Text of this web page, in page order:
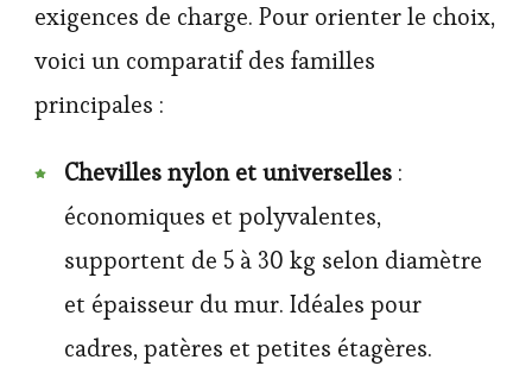
exigences de charge. Pour orienter le choix,
voici un comparatif des familles
principales :
Chevilles nylon et universelles :
économiques et polyvalentes,
supportent de 5 à 30 kg selon diamètre
et épaisseur du mur. Idéales pour
cadres, patères et petites étagères.